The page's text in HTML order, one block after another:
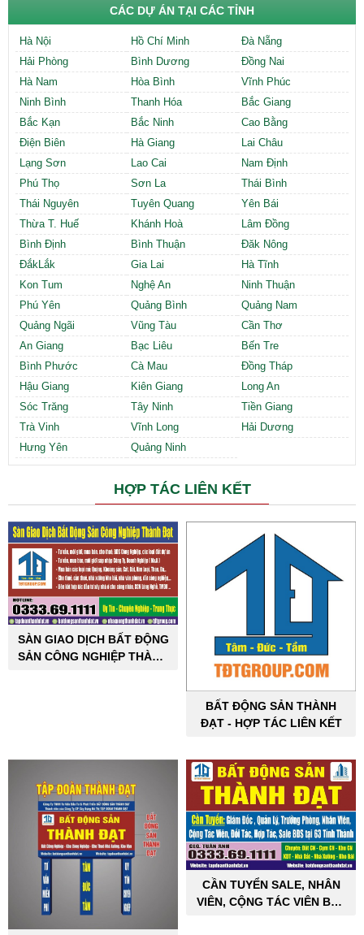
CÁC DỰ ÁN TẠI CÁC TỈNH
Hà Nội Hồ Chí Minh
Đà Nẵng
Hải Phòng
Bình Dương
Đồng Nai
Hà Nam
Hòa Bình
Vĩnh Phúc
Ninh Bình
Thanh Hóa
Bắc Giang
Bắc Kạn
Bắc Ninh
Cao Bằng
Điện Biên
Hà Giang
Lai Châu
Lạng Sơn
Lao Cai
Nam Định
Phú Thọ
Sơn La
Thái Bình
Thái Nguyên
Tuyên Quang
Yên Bái
Thừa T. Huế
Khánh Hoà
Lâm Đồng
Bình Định
Bình Thuận
Đăk Nông
ĐắkLắk
Gia Lai
Hà Tĩnh
Kon Tum
Nghệ An
Ninh Thuận
Phú Yên
Quảng Bình
Quảng Nam
Quảng Ngãi
Vũng Tàu
Cần Thơ
An Giang
Bạc Liêu
Bến Tre
Bình Phước
Cà Mau
Đồng Tháp
Hậu Giang
Kiên Giang
Long An
Sóc Trăng
Tây Ninh
Tiền Giang
Trà Vinh
Vĩnh Long
Hải Dương
Hưng Yên
Quảng Ninh
HỢP TÁC LIÊN KẾT
SÀN GIAO DỊCH BẤT ĐỘNG
SẢN CÔNG NGHIỆP THÀNH
BẤT ĐỘNG SẢN THÀNH
ĐẠT - HỢP TÁC LIÊN KẾT
CẦN TUYỂN SALE, NHÂN
VIÊN, CỘNG TÁC VIÊN BẤT